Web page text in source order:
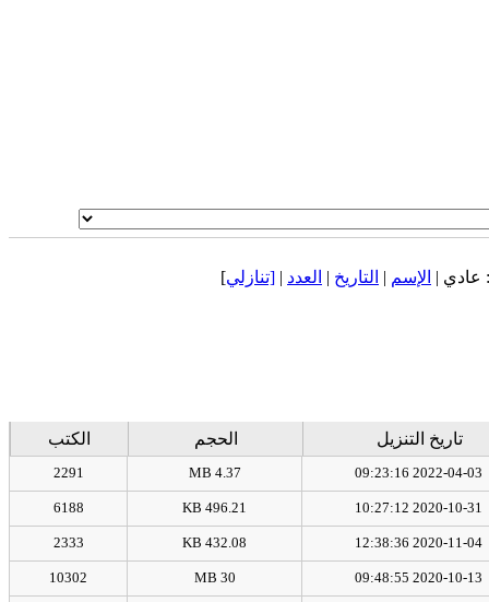
| الإسم | التاريخ | العدد | [تنازلي]
تاريخ التنزيل الحجم الكتب
2022-04-03 09:23:16
4.37 MB
2291
2020-10-31 10:27:12
496.21 KB
6188
2020-11-04 12:38:36
432.08 KB
2333
2020-10-13 09:48:55
30 MB
10302